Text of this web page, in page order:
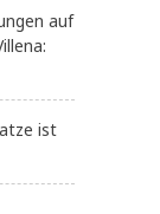
auf
ist